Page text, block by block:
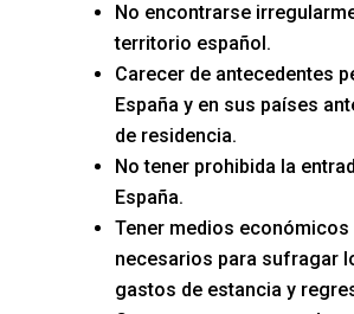
No encontrarse
territorio español.
Carecer de antecedentes
España y en sus países
de residencia.
No tener prohibida la
España.
Tener medios económicos
necesarios para sufragar
gastos de estancia y